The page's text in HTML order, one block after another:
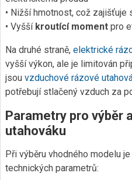
• Nižší hmotnost, což zajišťuje
• Vyšší kroutící moment pro
Na druhé straně, elektrické
vyšší výkon, ale je limitován
jsou vzduchové rázové
potřebují stlačený vzduch za
Parametry pro výběr
utahováku
Při výběru vhodného modelu
technických parametrů: